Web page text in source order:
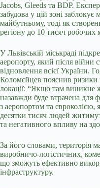
Jacobs, Gleeds та BDP.
забудова у цій зоні
майбутньому, тоді як
регіону до 10 тисяч робочих
У Львівській міськраді
аеропорту, який після
відновлення всієї України.
Коломєйцев пояснив ризики
локації: “Якщо там виникне
назавжди буде втрачена для
з аеропортом та
десятки тисяч людей
та негативного впливу на
За його словами, територія
виробничо-логістичних,
що зможуть ефективно
інфраструктуру.